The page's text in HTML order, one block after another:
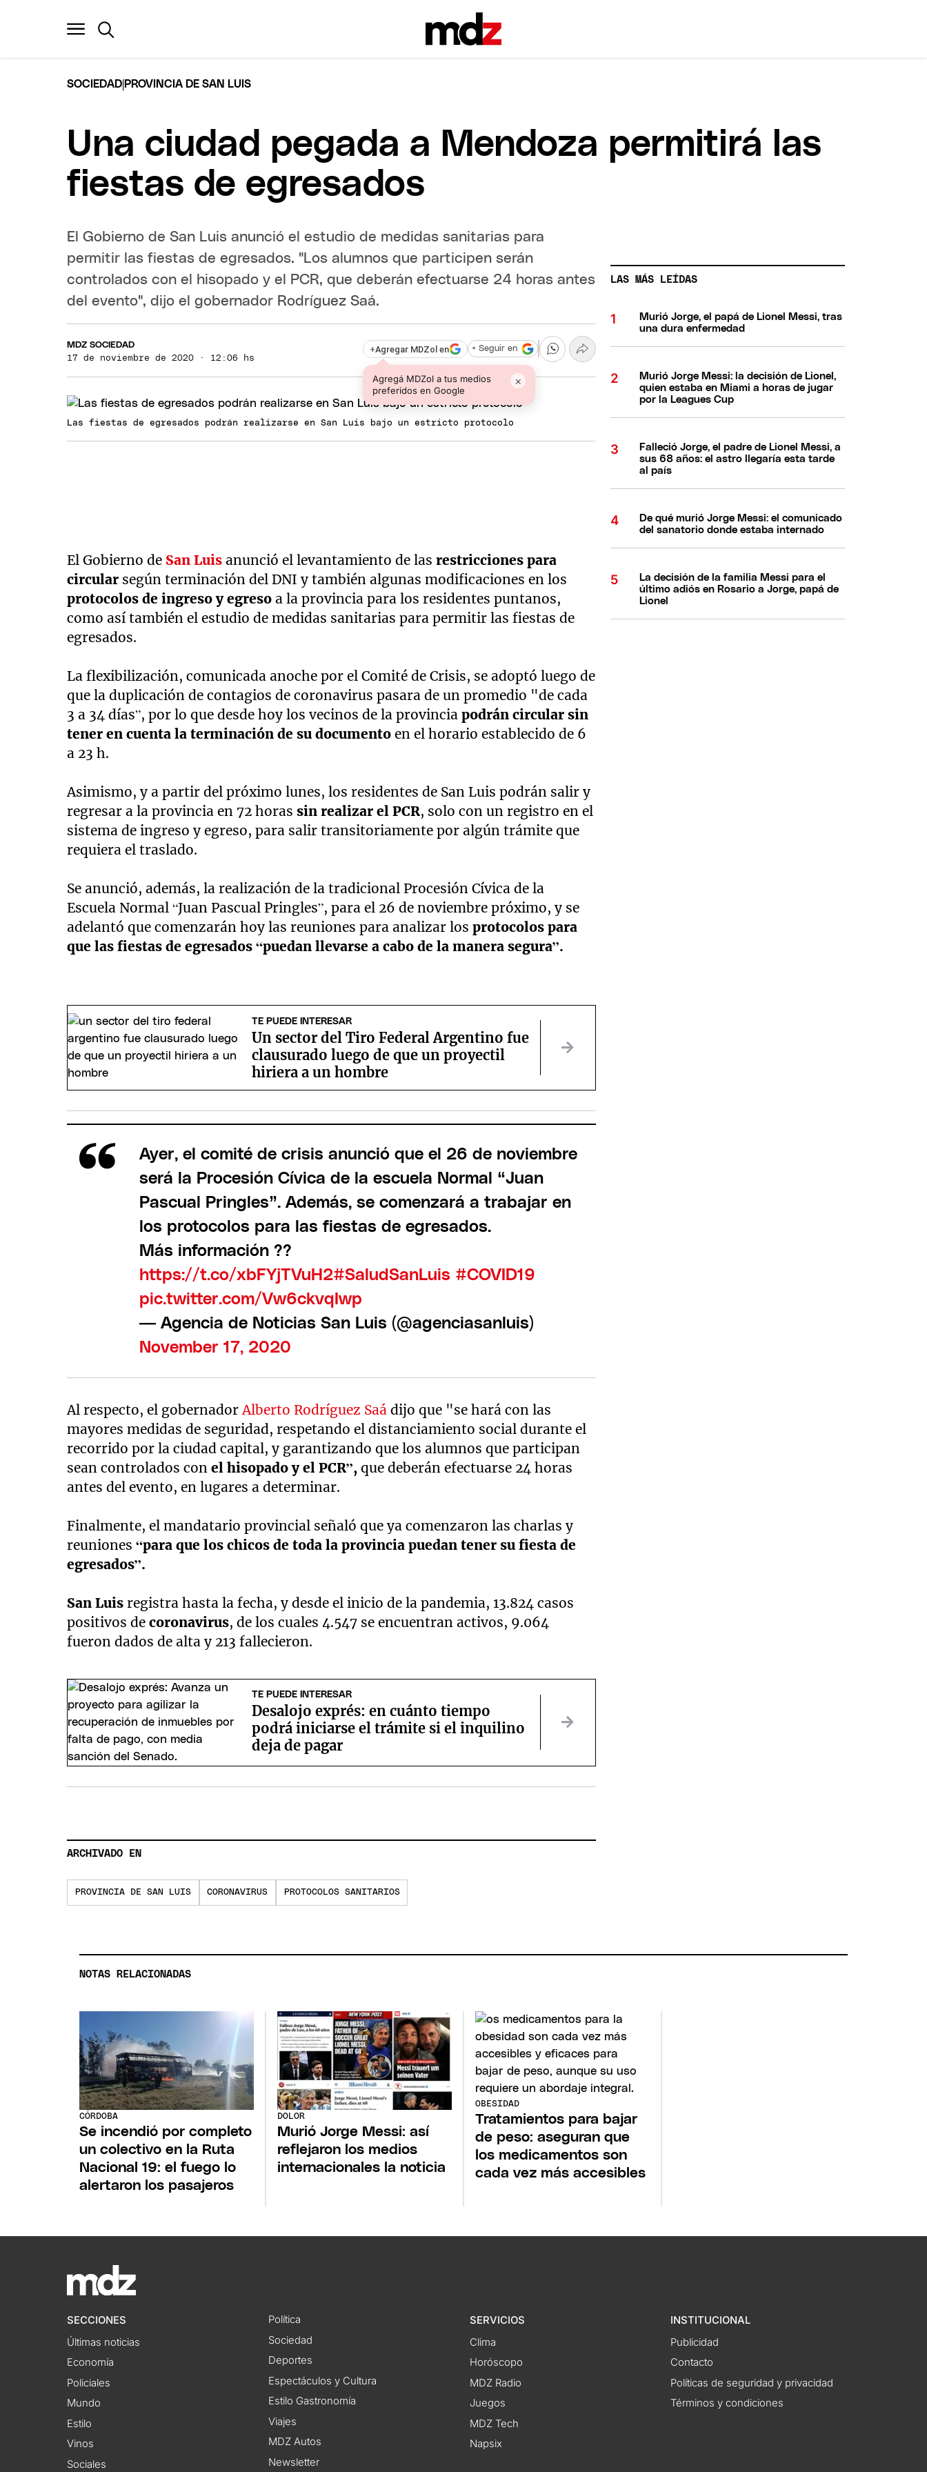
SOCIEDAD PROVINCIA DE SAN LUIS
Una ciudad pegada a Mendoza permitirá las
fiestas de egresados
El Gobierno de San Luis anunció el estudio de medidas sanitarias para
permitir las fiestas de egresados. "Los alumnos que participen serán
controlados con el hisopado y el PCR, que deberán efectuarse 24 horas antes
del evento", dijo el gobernador Rodríguez Saá.
MDZ SOCIEDAD
17 de noviembre de 2020 · 12:06 hs
+Agregar MDZol en
Agregá MDZol a tus medios
preferidos en Google
×
+ Seguir en
Las fiestas de egresados podrán realizarse en San Luis bajo un estricto protocolo
El Gobierno de San Luis anunció el levantamiento de lasrestricciones para
circular según terminación del DNI y también algunas modificaciones en los
protocolos de ingreso y egreso a la provincia para los residentes puntanos,
como así también el estudio de medidas sanitarias para permitir las fiestas de
egresados.
La flexibilización, comunicada anoche por el Comité de Crisis, se adoptó luego de
que la duplicación de contagios de coronavirus pasara de un promedio "de cada
3 a 34 días”, por lo que desde hoy los vecinos de la provinciapodrán circular sin
tener en cuenta la terminación de su documento en el horario establecido de 6
a 23 h.
Asimismo, y a partir del próximo lunes, los residentes de San Luis podrán salir y
regresar a la provincia en 72 horassin realizar el PCR, solo con un registro en el
sistema de ingreso y egreso, para salir transitoriamente por algún trámite que
requiera el traslado.
Se anunció, además, la realización de la tradicional Procesión Cívica de la
Escuela Normal “Juan Pascual Pringles”, para el 26 de noviembre próximo, y se
adelantó que comenzarán hoy las reuniones para analizar losprotocolos para
que las fiestas de egresados “puedan llevarse a cabo de la manera segura”.
TE PUEDE INTERESAR
Un sector del Tiro Federal Argentino fue
clausurado luego de que un proyectil
hiriera a un hombre
Ayer, el comité de crisis anunció que el 26 de noviembre
será la Procesión Cívica de la escuela Normal “Juan
Pascual Pringles”. Además, se comenzará a trabajar en
los protocolos para las fiestas de egresados.
Más información ??
https://t.co/xbFYjTVuH2#SaludSanLuis #COVID19
pic.twitter.com/Vw6ckvqIwp
— Agencia de Noticias San Luis (@agenciasanluis)
November 17, 2020
Al respecto, el gobernadorAlberto Rodríguez Saá dijo que "se hará con las
mayores medidas de seguridad, respetando el distanciamiento social durante el
recorrido por la ciudad capital, y garantizando que los alumnos que participan
sean controlados conel hisopado y el PCR”,que deberán efectuarse 24 horas
antes del evento, en lugares a determinar.
Finalmente, el mandatario provincial señaló que ya comenzaron las charlas y
reuniones“para que los chicos de toda la provincia puedan tener su fiesta de
egresados”.
San Luis registra hasta la fecha, y desde el inicio de la pandemia, 13.824 casos
positivos decoronavirus, de los cuales 4.547 se encuentran activos, 9.064
fueron dados de alta y 213 fallecieron.
TE PUEDE INTERESAR
Desalojo exprés: en cuánto tiempo
podrá iniciarse el trámite si el inquilino
deja de pagar
ARCHIVADO EN
PROVINCIA DE SAN LUIS CORONAVIRUS PROTOCOLOS SANITARIOS
LAS MÁS LEÍDAS
Murió Jorge, el papá de Lionel Messi, tras
una dura enfermedad
Murió Jorge Messi: la decisión de Lionel,
quien estaba en Miami a horas de jugar
por la Leagues Cup
Falleció Jorge, el padre de Lionel Messi, a
sus 68 años: el astro llegaría esta tarde
al país
De qué murió Jorge Messi: el comunicado
del sanatorio donde estaba internado
La decisión de la familia Messi para el
último adiós en Rosario a Jorge, papá de
Lionel
NOTAS RELACIONADAS
CÓRDOBA
Se incendió por completo
un colectivo en la Ruta
Nacional 19: el fuego lo
alertaron los pasajeros
DOLOR
Murió Jorge Messi: así
reflejaron los medios
internacionales la noticia
OBESIDAD
Tratamientos para bajar
de peso: aseguran que
los medicamentos son
cada vez más accesibles
SECCIONES
Últimas noticias
Economía
Policiales
Mundo
Estilo
Vinos
Sociales
Política
Sociedad
Deportes
Espectáculos y Cultura
Estilo Gastronomía
Viajes
MDZ Autos
Newsletter
SERVICIOS
Clima
Horóscopo
MDZ Radio
Juegos
MDZ Tech
Napsix
INSTITUCIONAL
Publicidad
Contacto
Políticas de seguridad y privacidad
Términos y condiciones